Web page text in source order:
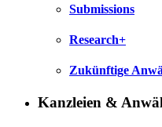
Submissions
Research+
Zukünftige
Kanzleien &